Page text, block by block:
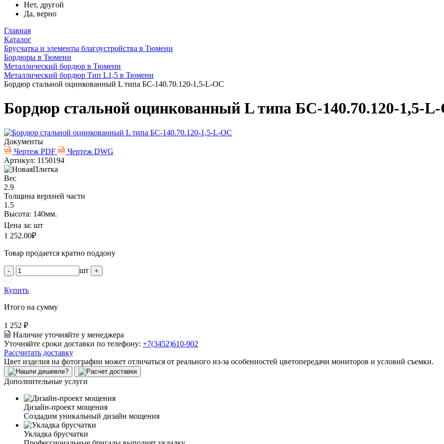
Нет, другой
Да, верно
Главная
Каталог
Брусчатка и элементы благоустройства в Тюмени
Бордюры в Тюмени
Металлический бордюр в Тюмени
Металлический бордюр Тип L1,5 в Тюмени
Бордюр стальной оцинкованный L типа БС-140.70.120-1,5-L-ОС
Бордюр стальной оцинкованный L типа БС-140.70.120-1,5-
Документы
Чертеж PDF
Чертеж DWG
Артикул: 1150194
Вес
2.9
Толщина верхней части
1.5
Высота: 140мм.
Цена за: шт
1 252.00₽
Товар продается кратно поддону
- шт +
Купить
Итого на сумму
1 252 ₽
Наличие уточняйте у менеджера
Уточняйте сроки доставки по телефону: +7(3452)610-902
Рассчитать доставку
Цвет изделия на фотографии может отличаться от реального из-за особенностей цветопередачи мониторов и условий съемки.
Дополнительные услуги
Дизайн-проект мощения
Создадим уникальный дизайн мощения
Укладка брусчатки